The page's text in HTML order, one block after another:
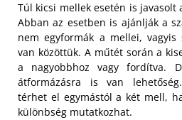
Túl kicsi mellek esetén is javasolt
Abban az esetben is ajánlják a
nem egyformák a mellei,
van közöttük. A műtét során a
a nagyobbhoz vagy fordítva.
átformázásra is van
térhet el egymástól a két mell,
különbség mutatkozhat.